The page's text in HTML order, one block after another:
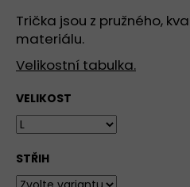
Trička jsou z pružného,
materiálu.
Velikostní tabulka.
VELIKOST
STŘIH